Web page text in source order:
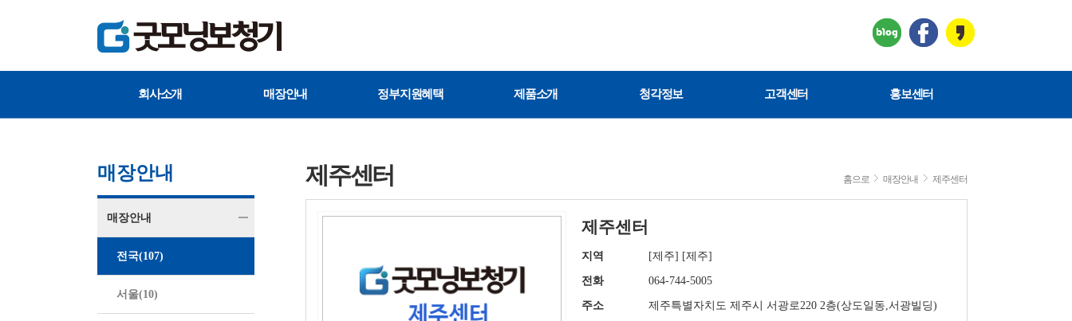
회사소개 매장안내 정부지원혜택 제품소개 청각정보 고객센터 홍보센터
매장안내
매장안내
전국(107)
서울(10)
제주센터 홈으로 매장안내 제주센터
제주센터
지역 [제주] [제주]
전화 064-744-5005
주소 제주특별자치도 제주시 서광로220 2층(상도일동,서광빌딩)